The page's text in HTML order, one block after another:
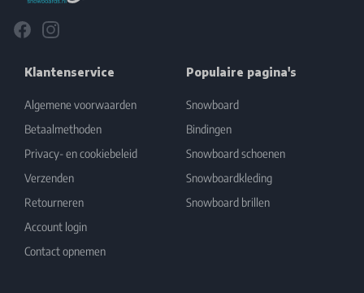
FacebookInstagram
Klantenservice
Algemene voorwaarden
Betaalmethoden
Privacy- en cookiebeleid
Verzenden
Retourneren
Account login
Contact opnemen
Populaire pagina's
Snowboard
Bindingen
Snowboard schoenen
Snowboardkleding
Snowboard brillen